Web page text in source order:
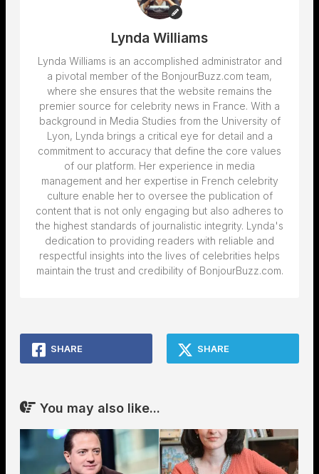
Lynda Williams
Lynda Williams is an accomplished administrator and
a pivotal member of the BonjourBuzz.com team,
where she ensures that the website remains the
premier source for celebrity news in France. With a
background in Media Studies from the University of
Lyon, Lynda brings a critical eye for detail and a
commitment to accuracy that define the core values
of our platform. Her experience in media
management and her expertise in French celebrity
culture enable her to oversee the publication of
content that is not only engaging but also adheres to
the highest standards of journalistic integrity. Lynda's
dedication to providing readers with reliable and
respectful insights into the lives of celebrities helps
maintain the trust and credibility of BonjourBuzz.com.
SHARE SHARE
You may also like...